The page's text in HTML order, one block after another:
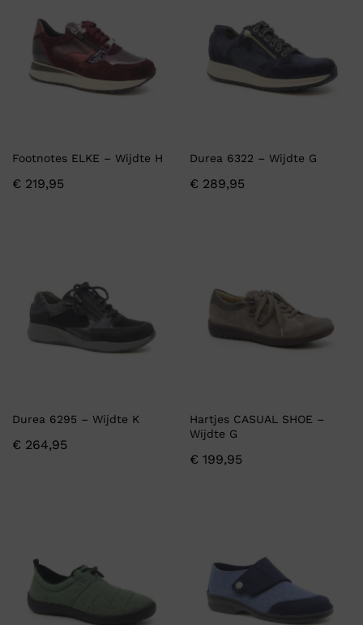
Footnotes ELKE – Wijdte H
€ 219,95
Durea 6322 – Wijdte G
€ 289,95
Durea 6295 – Wijdte K
€ 264,95
Hartjes CASUAL SHOE –
Wijdte G
€ 199,95